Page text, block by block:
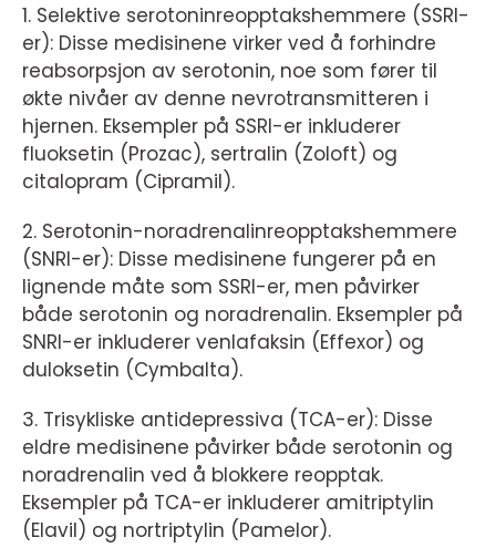
1. Selektive serotoninreopptakshemmere (SSRI-
er): Disse medisinene virker ved å forhindre
reabsorpsjon av serotonin, noe som fører til
økte nivåer av denne nevrotransmitteren i
hjernen. Eksempler på SSRI-er inkluderer
fluoksetin (Prozac), sertralin (Zoloft) og
citalopram (Cipramil).
2. Serotonin-noradrenalinreopptakshemmere
(SNRI-er): Disse medisinene fungerer på en
lignende måte som SSRI-er, men påvirker
både serotonin og noradrenalin. Eksempler på
SNRI-er inkluderer venlafaksin (Effexor) og
duloksetin (Cymbalta).
3. Trisykliske antidepressiva (TCA-er): Disse
eldre medisinene påvirker både serotonin og
noradrenalin ved å blokkere reopptak.
Eksempler på TCA-er inkluderer amitriptylin
(Elavil) og nortriptylin (Pamelor).